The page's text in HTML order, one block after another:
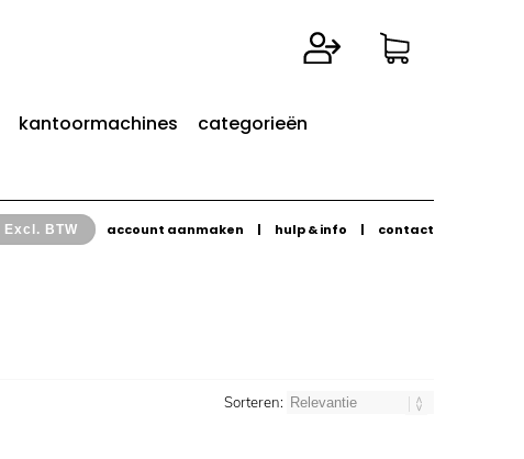
kantoormachines
categorieën
Excl. BTW account aanmaken | hulp & info | contact
Sorteren: